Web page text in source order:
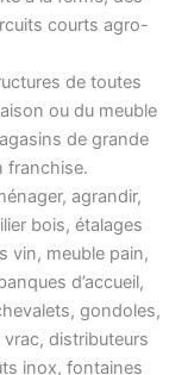
courts agro-
de toutes
ou du meuble
de grande
franchise.
agrandir,
bois, étalages
vin, meuble pain,
d’accueil,
gondoles,
distributeurs
inox, fontaines